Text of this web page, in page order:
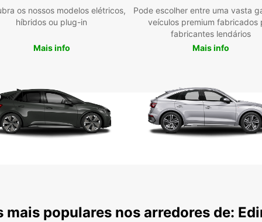
os nossos modelos elétricos,
híbridos ou plug-in
Mais info
Pode escolher entre uma vasta
veículos premium fabricados
fabricantes lendários
Mais info
mais populares nos arredores de: